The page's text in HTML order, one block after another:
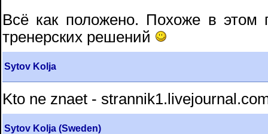
Всё как положено. Похоже в этом
тренерских решений
Sytov Kolja
Kto ne znaet -
Sytov Kolja (Sweden)